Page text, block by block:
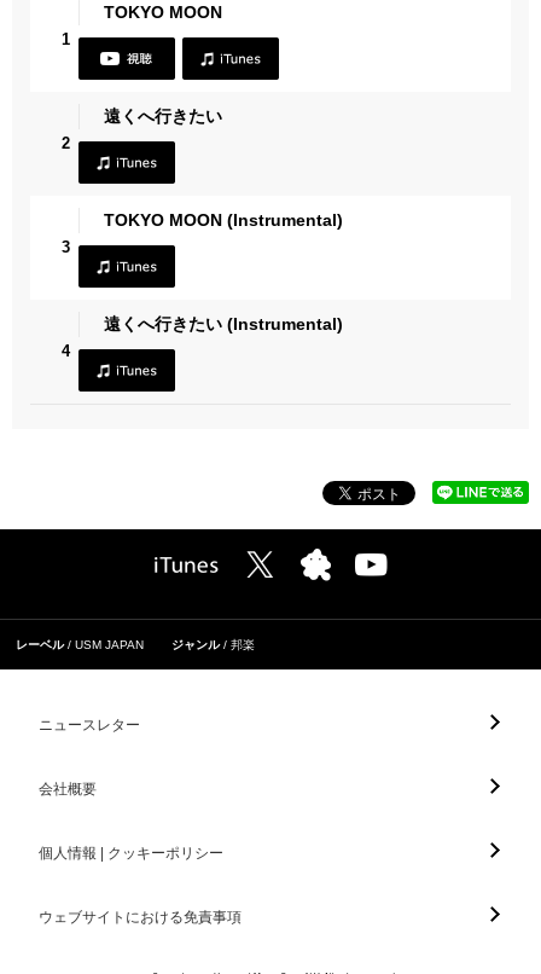
1
TOKYO MOON
2
遠くへ行きたい
3
TOKYO MOON (Instrumental)
4
遠くへ行きたい (Instrumental)
レーベル USM JAPAN ジャンル 邦楽
ニュースレター
会社概要
個人情報 | クッキーポリシー
ウェブサイトにおける免責事項